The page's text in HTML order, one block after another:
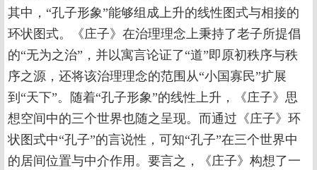
其中，“孔子形象”能够组成上升的线性图式与相接的
环状图式。《庄子》在治理理念上秉持了老子所提倡
的“无为之治”，并以寓言论证了“道”即原初秩序与秩
序之源，还将该治理理念的范围从“小国寡民”扩展
到“天下”。随着“孔子形象”的线性上升，《庄子》思
想空间中的三个世界也随之呈现。而通过《庄子》环
状图式中“孔子”的言说性，可知“孔子”在三个世界中
的居间位置与中介作用。要言之，《庄子》构想了一